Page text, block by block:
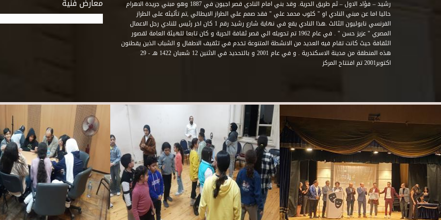
معارض فنية
رشيد – فؤاد الاول – ثم طريق الحرية. وقد بني امام النادي قصر اجيون في 1887 وهو مبني جريدة الاهرام
حاليا اما عن مبني النادي او " كلوب محمد علي " فقد صمم علي الطراز الايطالي ,تم تأثيثه على الطراز
الفرنسي نابوليون الثالث .هذا النادي يقع في نهاية شارع رشيد رقم 1 كان اخر رئيس للنادي رجل الاعمال
المصري " عزيز حسن " . في عام 1962 تم تحويله الي قصر ثقافة الحرية و كان تابعا للهيئة العامة لقصور
الثقافة حيث كانت تقام فيه العديد من الانشطة المتنوعة تخدم في تثقيف الاطفال و الشباب الذين يقطنون
هذه المنطقة من مدينة الاسكندرية . و في عام 2001 و بالتحديد في الاثنين 12 شعبان 1422 هـ - 29
اكتوبر2001 تم افتتاح المركز